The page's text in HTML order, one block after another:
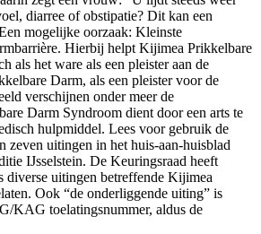
diarree of obstipatie? Dit kan een
mogelijke oorzaak: Kleinste
Hierbij helpt Kijimea Prikkelbare
als het ware als een pleister aan de
Darm, als een pleister voor de
verschijnen onder meer de
Darm Syndroom dient door een arts te
hulpmiddel. Lees voor gebruik de
zeven uitingen in het huis-aan-huisblad
IJsselstein. De Keuringsraad heeft
diverse uitingen betreffende Kijimea
Ook “de onderliggende uiting” is
KAG toelatingsnummer, aldus de